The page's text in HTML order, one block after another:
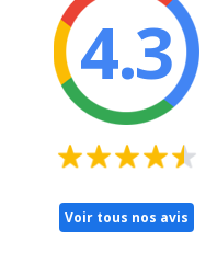
4.3
Voir tous nos avis